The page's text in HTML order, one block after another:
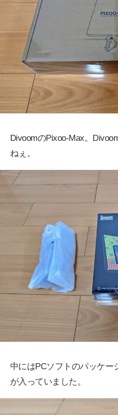
DivoomのPixoo-Max。
ねぇ。
中にはPCソフトのパッケー
が入っていました。